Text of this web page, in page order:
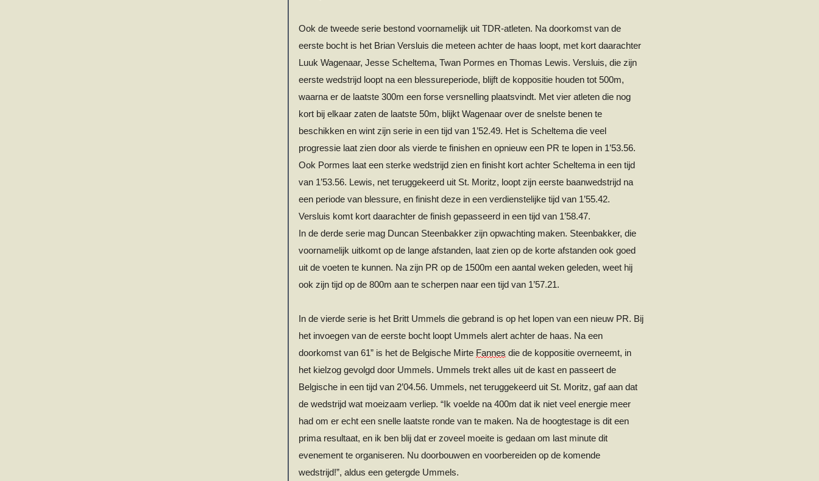
Ook de tweede serie bestond voornamelijk uit TDR-atleten. Na doorkomst van de
eerste bocht is het Brian Versluis die meteen achter de haas loopt, met kort daarachter
Luuk Wagenaar, Jesse Scheltema, Twan Pormes en Thomas Lewis. Versluis, die zijn
eerste wedstrijd loopt na een blessureperiode, blijft de koppositie houden tot 500m,
waarna er de laatste 300m een forse versnelling plaatsvindt. Met vier atleten die nog
kort bij elkaar zaten de laatste 50m, blijkt Wagenaar over de snelste benen te
beschikken en wint zijn serie in een tijd van 1’52.49. Het is Scheltema die veel
progressie laat zien door als vierde te finishen en opnieuw een PR te lopen in 1’53.56.
Ook Pormes laat een sterke wedstrijd zien en finisht kort achter Scheltema in een tijd
van 1’53.56. Lewis, net teruggekeerd uit St. Moritz, loopt zijn eerste baanwedstrijd na
een periode van blessure, en finisht deze in een verdienstelijke tijd van 1’55.42.
Versluis komt kort daarachter de finish gepasseerd in een tijd van 1’58.47.
In de derde serie mag Duncan Steenbakker zijn opwachting maken. Steenbakker, die
voornamelijk uitkomt op de lange afstanden, laat zien op de korte afstanden ook goed
uit de voeten te kunnen. Na zijn PR op de 1500m een aantal weken geleden, weet hij
ook zijn tijd op de 800m aan te scherpen naar een tijd van 1’57.21.
In de vierde serie is het Britt Ummels die gebrand is op het lopen van een nieuw PR. Bij
het invoegen van de eerste bocht loopt Ummels alert achter de haas. Na een
doorkomst van 61” is het de Belgische Mirte Fannes die de koppositie overneemt, in
het kielzog gevolgd door Ummels. Ummels trekt alles uit de kast en passeert de
Belgische in een tijd van 2’04.56. Ummels, net teruggekeerd uit St. Moritz, gaf aan dat
de wedstrijd wat moeizaam verliep. “Ik voelde na 400m dat ik niet veel energie meer
had om er echt een snelle laatste ronde van te maken. Na de hoogtestage is dit een
prima resultaat, en ik ben blij dat er zoveel moeite is gedaan om last minute dit
evenement te organiseren. Nu doorbouwen en voorbereiden op de komende
wedstrijd!”, aldus een getergde Ummels.